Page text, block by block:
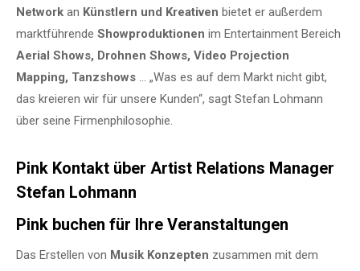
Network an Künstlern und Kreativen bietet er außerdem
marktführende Showproduktionen im Entertainment Bereich
Aerial Shows, Drohnen Shows, Video Projection
Mapping, Tanzshows … „Was es auf dem Markt nicht gibt,
das kreieren wir für unsere Kunden“, sagt Stefan Lohmann
über seine Firmenphilosophie.
Pink Kontakt über Artist Relations Manager
Stefan Lohmann
Pink buchen für Ihre Veranstaltungen
Das Erstellen von Musik Konzepten zusammen mit dem